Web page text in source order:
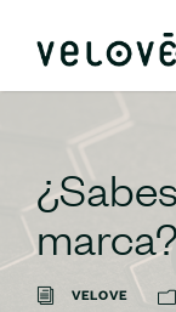
marca?
VELOVE